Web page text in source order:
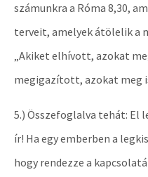
számunkra a Róma 8,30,
terveit, amelyek átölelik a
„Akiket elhívott, azokat
megigazított, azokat meg
5.) Összefoglalva tehát: El
ír! Ha egy emberben a
hogy rendezze a